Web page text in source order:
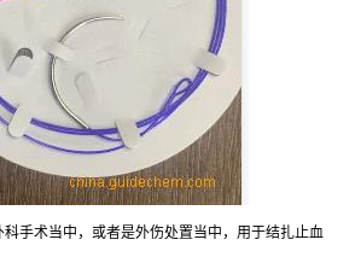
手术当中，或者是外伤处置当中，用于结扎止血